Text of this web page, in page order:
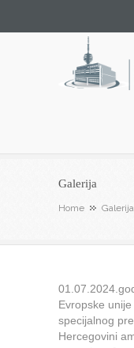
Galerija
Home Galerija
Evropske
specijalnog
Hercegovini